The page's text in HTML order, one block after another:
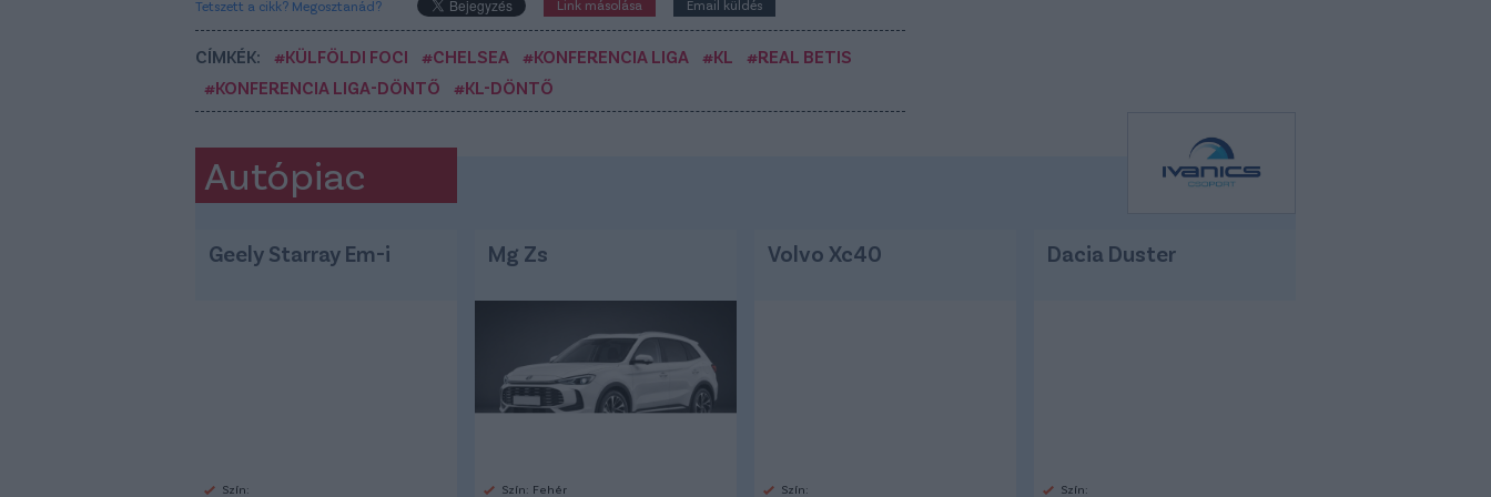
Tetszett a cikk? Megosztanád? Link másolása Email küldés
CÍMKÉK: #KÜLFÖLDI FOCI #CHELSEA #KONFERENCIA LIGA #KL
#REAL BETIS
#KONFERENCIA LIGA-DÖNTŐ
#KL-DÖNTŐ
Autópiac
Geely Starray Em-i
Szín:
Mg Zs
Szín: Fehér
Volvo Xc40
Szín:
Dacia Duster
Szín: